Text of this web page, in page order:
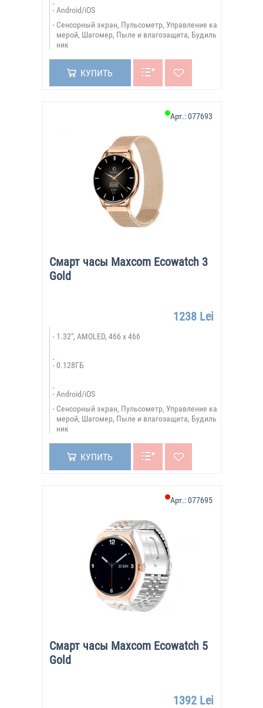
Android/iOS
Сенсорный экран, Пульсометр, Управление ка
мерой, Шагомер, Пыле и влагозащита, Будиль
ник
КУПИТЬ
Смарт часы Maxcom Ecowatch 3
Gold
Арт.:077693
1238 Lei
1.32", AMOLED, 466 x 466
0.128ГБ
Android/iOS
Сенсорный экран, Пульсометр, Управление ка
мерой, Шагомер, Пыле и влагозащита, Будиль
ник
КУПИТЬ
Смарт часы Maxcom Ecowatch 5
Gold
Арт.:077695
1392 Lei